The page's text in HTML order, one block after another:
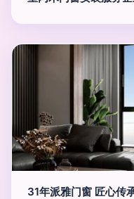
31年派雅门窗 匠心传